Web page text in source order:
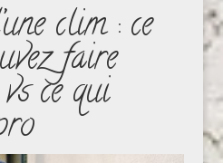
clim : ce
faire
ce qui